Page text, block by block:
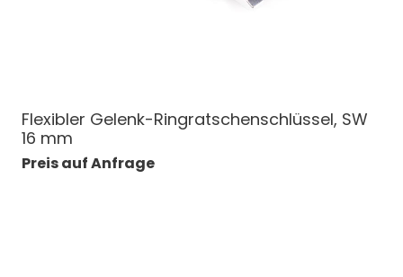
Flexibler Gelenk-Ringratschenschlüssel, SW
16 mm
Preis auf Anfrage